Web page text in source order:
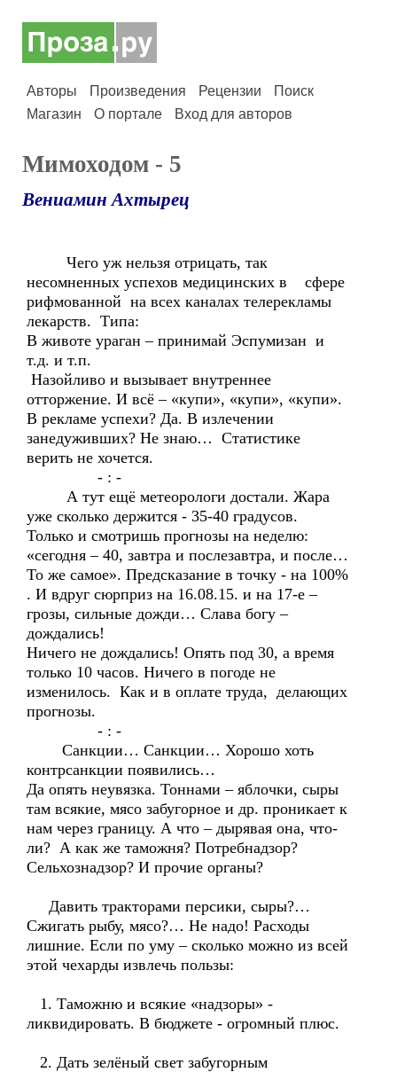
Авторы Произведения Рецензии
Поиск
Магазин
О портале Вход для авторов
Мимоходом - 5
Вениамин Ахтырец
Чего уж нельзя отрицать, так
несомненных успехов медицинских в сфере
рифмованной на всех каналах телерекламы
лекарств. Типа:
В животе ураган – принимай Эспумизан и
т.д. и т.п.
Назойливо и вызывает внутреннее
отторжение. И всё – «купи», «купи», «купи».
В рекламе успехи? Да. В излечении
занедуживших? Не знаю… Статистике
верить не хочется.
- : -
А тут ещё метеорологи достали. Жара
уже сколько держится - 35-40 градусов.
Только и смотришь прогнозы на неделю:
«сегодня – 40, завтра и послезавтра, и после…
То же самое». Предсказание в точку - на 100%
. И вдруг сюрприз на 16.08.15. и на 17-е –
грозы, сильные дожди… Слава богу –
дождались!
Ничего не дождались! Опять под 30, а время
только 10 часов. Ничего в погоде не
изменилось. Как и в оплате труда, делающих
прогнозы.
- : -
Санкции… Санкции… Хорошо хоть
контрсанкции появились…
Да опять неувязка. Тоннами – яблочки, сыры
там всякие, мясо забугорное и др. проникает к
нам через границу. А что – дырявая она, что-
ли? А как же таможня? Потребнадзор?
Сельхознадзор? И прочие органы?
Давить тракторами персики, сыры?…
Сжигать рыбу, мясо?… Не надо! Расходы
лишние. Если по уму – сколько можно из всей
этой чехарды извлечь пользы:
1. Таможню и всякие «надзоры» -
ликвидировать. В бюджете - огромный плюс.
2. Дать зелёный свет забугорным